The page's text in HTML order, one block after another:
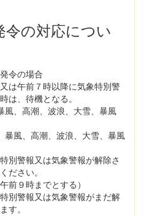
令の対応につい
令の場合
は午前７時以降に気象特別警
は、待機となる。
風、高潮、波浪、大雪、暴風
暴風、高潮、波浪、大雪、暴風
別警報又は気象警報が解除さ
ださい。
前９時までとする）
別警報又は気象警報がまだ解
す。